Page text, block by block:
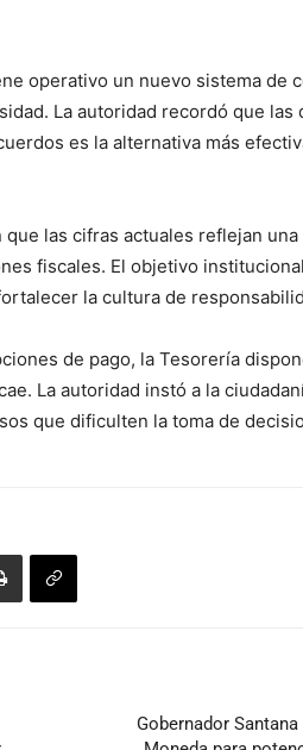
operativo un nuevo sistema de
La autoridad recordó que las
es la alternativa más
las cifras actuales reflejan
fiscales. El objetivo
la cultura de
de pago, la Tesorería
La autoridad instó a la
que dificulten la toma de
Gobernador